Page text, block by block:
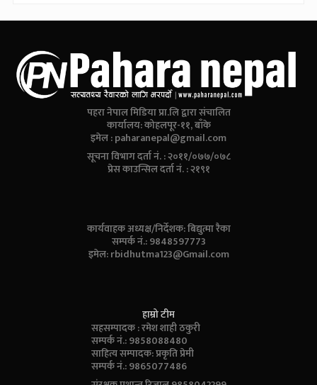
पहरा नेपाल मिडिया प्रा.लि द्वारा संचालित
कार्यालय: कोहलपूर-११, बाँके
इमेल :paharanepal@gmail.com
सूचना विभाग दर्ता नं. : २०११/०७७/०७८
प्रेस काउन्सिल दर्ता नं. : २१९१
कार्यवाहक अध्यक्ष/निर्देशक: बिद्युत्मा रैका
सम्पर्क नं.: 9848597773
इमेल:rbidhutma123@Gmail.com
हाम्रो टीम
सहसम्पादक : रमेश शाही ठकुरी
सम्पर्क नं.: 9858088480
साहित्य सम्पादक: प्रकृति प्रेमी
सम्पर्क नं.: 9865077486